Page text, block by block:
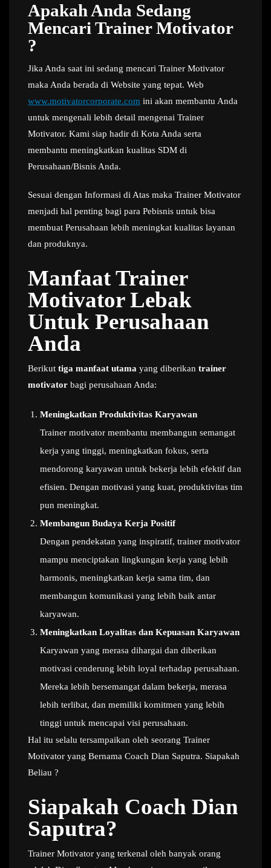
Apakah Anda Sedang
Mencari Trainer Motivator
?
Jika Anda saat ini sedang mencari Trainer Motivator
maka Anda berada di Website yang tepat. Web
www.motivatorcorporate.com ini akan membantu Anda
untuk mengenali lebih detail mengenai Trainer
Motivator. Kami siap hadir di Kota Anda serta
membantu meningkatkan kualitas SDM di
Perusahaan/Bisnis Anda.
Sesuai dengan Informasi di Atas maka Trainer Motivator
menjadi hal penting bagi para Pebisnis untuk bisa
membuat Perusahaan lebih meningkat kualitas layanan
dan produknya.
Manfaat Trainer
Motivator Lebak
Untuk Perusahaan
Anda
Berikut tiga manfaat utama yang diberikan trainer
motivator bagi perusahaan Anda:
Meningkatkan Produktivitas Karyawan
Trainer motivator membantu membangun semangat
kerja yang tinggi, meningkatkan fokus, serta
mendorong karyawan untuk bekerja lebih efektif dan
efisien. Dengan motivasi yang kuat, produktivitas tim
pun meningkat.
Membangun Budaya Kerja Positif
Dengan pendekatan yang inspiratif, trainer motivator
mampu menciptakan lingkungan kerja yang lebih
harmonis, meningkatkan kerja sama tim, dan
membangun komunikasi yang lebih baik antar
karyawan.
Meningkatkan Loyalitas dan Kepuasan Karyawan
Karyawan yang merasa dihargai dan diberikan
motivasi cenderung lebih loyal terhadap perusahaan.
Mereka lebih bersemangat dalam bekerja, merasa
lebih terlibat, dan memiliki komitmen yang lebih
tinggi untuk mencapai visi perusahaan.
Hal itu selalu tersampaikan oleh seorang Trainer
Motivator yang Bernama Coach Dian Saputra. Siapakah
Beliau ?
Siapakah Coach Dian
Saputra?
Trainer Motivator yang terkenal oleh banyak orang